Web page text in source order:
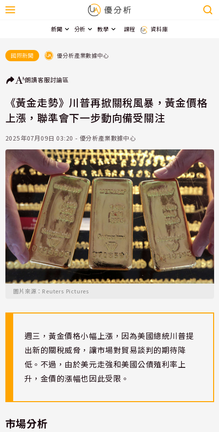
新聞 分析 教學 課程 資料庫
國際新聞 優分析產業數據中心
朗讀客服討論區
《黃金走勢》川普再掀關稅風暴，黃金價格
上漲，聯準會下一步動向備受關注
2025年07月09日 03:20 - 優分析產業數據中心
圖片來源：Reuters Pictures
週三，黃金價格小幅上漲，因為美國總統川普提
出新的關稅威脅，讓市場對貿易談判的期待降
低。不過，由於美元走強和美國公債殖利率上
升，金價的漲幅也因此受限。
市場分析